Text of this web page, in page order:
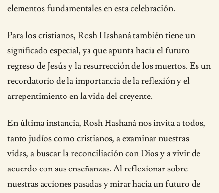
elementos fundamentales en esta celebración.
Para los cristianos, Rosh Hashaná también tiene un
significado especial, ya que apunta hacia el futuro
regreso de Jesús y la resurrección de los muertos. Es un
recordatorio de la importancia de la reflexión y el
arrepentimiento en la vida del creyente.
En última instancia, Rosh Hashaná nos invita a todos,
tanto judíos como cristianos, a examinar nuestras
vidas, a buscar la reconciliación con Dios y a vivir de
acuerdo con sus enseñanzas. Al reflexionar sobre
nuestras acciones pasadas y mirar hacia un futuro de